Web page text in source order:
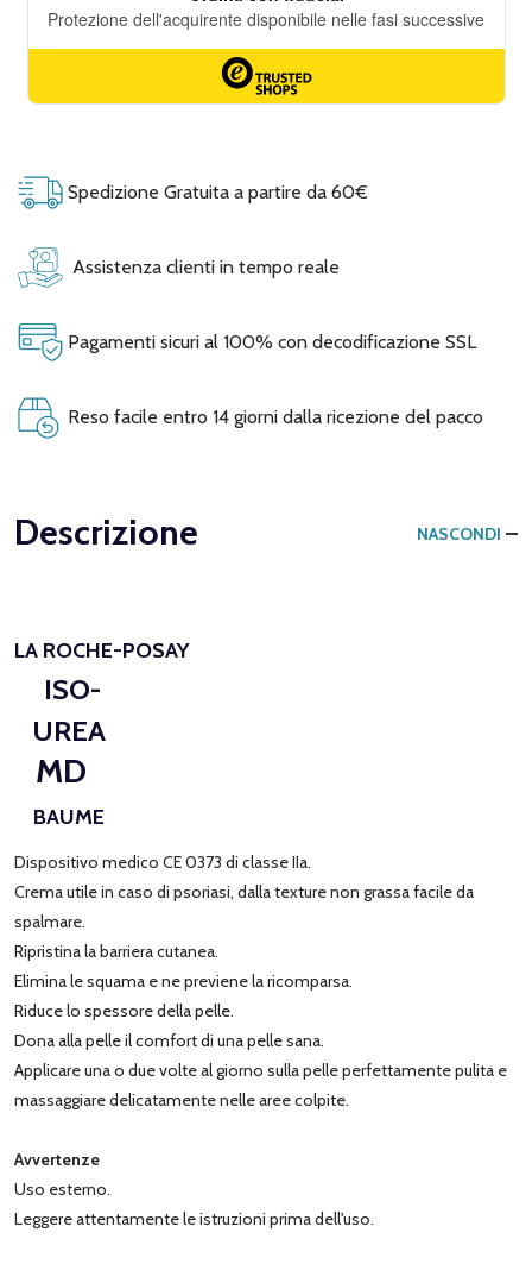
Spedizione Gratuita a partire da 60€
Assistenza clienti in tempo reale
Pagamenti sicuri al 100% con decodificazione SSL
Reso facile entro 14 giorni dalla ricezione del pacco
Descrizione NASCONDI
LA ROCHE-POSAY
ISO-
UREA
MD
BAUME
Dispositivo medico CE 0373 di classe IIa.
Crema utile in caso di psoriasi, dalla texture non grassa facile da
spalmare.
Ripristina la barriera cutanea.
Elimina le squama e ne previene la ricomparsa.
Riduce lo spessore della pelle.
Dona alla pelle il comfort di una pelle sana.
Applicare una o due volte al giorno sulla pelle perfettamente pulita e
massaggiare delicatamente nelle aree colpite.
Avvertenze
Uso esterno.
Leggere attentamente le istruzioni prima dell'uso.